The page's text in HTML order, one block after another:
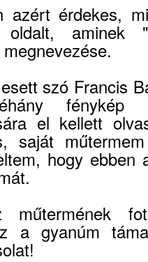
azért érdekes,
aminek
szó Francis
fénykép
el kellett
saját
hogy ebben
a gyanúm